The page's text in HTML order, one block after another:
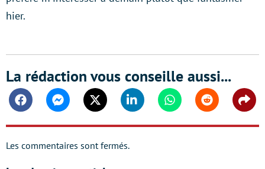
hier.
La rédaction vous conseille aussi...
FacebookMessengerTwitter Linkedin WhatsappReddit
Les commentaires sont fermés.